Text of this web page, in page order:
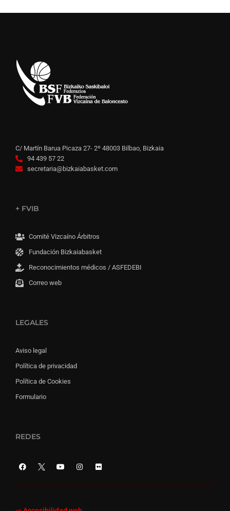
C/ Martín Barua Picaza 27- 2º 48003 Bilbao, Bizkaia
94 439 57 22
secretaria@bizkaiabasket.com
+ FVIB
Comité Vizcaíno Árbitros
Fundación Bizkaiabasket
Reconocimientos médicos / ASFEDEBI
Correo web
LEGALES
Aviso legal
Política de privacidad
Política de Cookies
Formulario
REDES